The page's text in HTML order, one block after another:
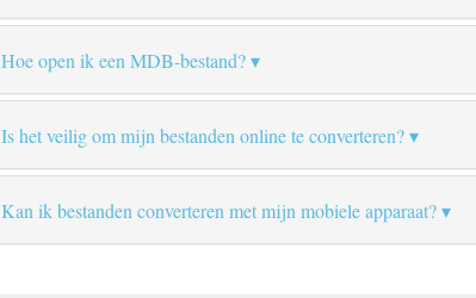
Hoe open ik een MDB-bestand?
Is het veilig om mijn bestanden online te converteren?
Kan ik bestanden converteren met mijn mobiele apparaat?